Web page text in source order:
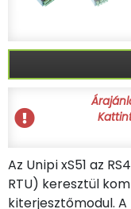
Az Unipi xS51 az
RTU) keresztül
kiterjesztőmodul.